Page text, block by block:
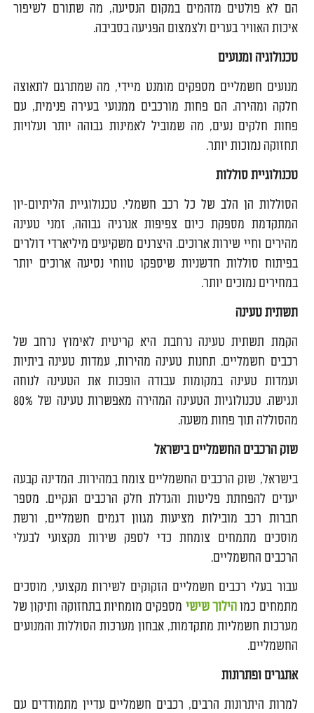
הם לא פולטים מזהמים במקום הנסיעה, מה שתורם לשיפור
איכות האוויר בערים ולצמצום הפגיעה בסביבה.
טכנולוגיה ומנועים
מנועים חשמליים מספקים מומנט מיידי, מה שמתרגם לתאוצה
חלקה ומהירה. הם פחות מורכבים ממנועי בעירה פנימית, עם
פחות חלקים נעים, מה שמוביל לאמינות גבוהה יותר ועלויות
תחזוקה נמוכות יותר.
טכנולוגיית סוללות
הסוללות הן הלב של כל רכב חשמלי. טכנולוגיית הליתיום-יון
המתקדמת מספקת כיום צפיפות אנרגיה גבוהה, זמני טעינה
מהירים וחיי שירות ארוכים. היצרנים משקיעים מיליארדי דולרים
בפיתוח סוללות חדשניות שיספקו טווחי נסיעה ארוכים יותר
במחירים נמוכים יותר.
תשתית טעינה
הקמת תשתית טעינה נרחבת היא קריטית לאימוץ נרחב של
רכבים חשמליים. תחנות טעינה מהירות, עמדות טעינה ביתיות
ועמדות טעינה במקומות עבודה הופכות את הטעינה לנוחה
ונגישה. טכנולוגיות הטעינה המהירה מאפשרות טעינה של 80%
מהסוללה תוך פחות משעה.
שוק הרכבים החשמליים בישראל
בישראל, שוק הרכבים החשמליים צומח במהירות. המדינה קבעה
יעדים להפחתת פליטות והגדלת חלק הרכבים הנקיים. מספר
חברות רכב מובילות מציעות מגוון דגמים חשמליים, ורשת
מוסכים מתמחים צומחת כדי לספק שירות מקצועי לבעלי
הרכבים החשמליים.
עבור בעלי רכבים חשמליים הזקוקים לשירות מקצועי, מוסכים
מתמחים כמוהילוך שישי מספקים מומחיות בתחזוקה ותיקון של
מערכות חשמליות מתקדמות, אבחון מערכות הסוללות והמנועים
החשמליים.
אתגרים ופתרונות
למרות היתרונות הרבים, רכבים חשמליים עדיין מתמודדים עם